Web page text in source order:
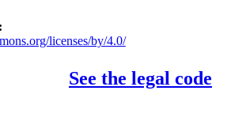
licenses/by/4.0/
See the legal code